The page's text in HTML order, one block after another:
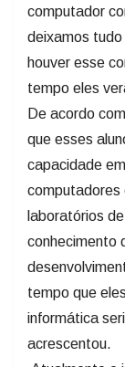
computador
deixamos tudo
houver esse
tempo eles
De acordo
que esses
capacidade
computadores
laboratórios
conhecimento
tempo que
informática
acrescentou.